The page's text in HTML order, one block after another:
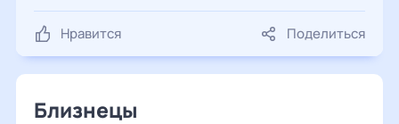
Нравится Поделиться
Близнецы